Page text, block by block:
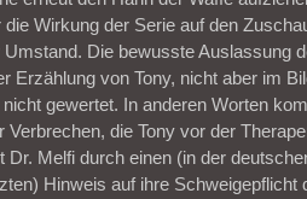
die Wirkung der Serie auf den
Umstand. Die bewusste Auslassung
Erzählung von Tony, nicht aber im
gewertet. In anderen Worten
Verbrechen, die Tony vor der
Dr. Melfi durch einen (in der
Hinweis auf ihre Schweigepflicht